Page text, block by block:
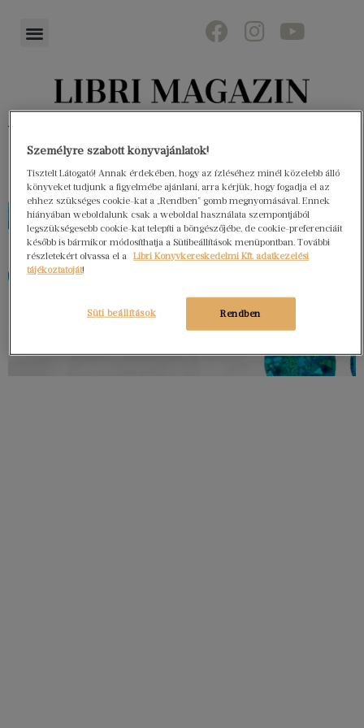
Személyre szabott könyvajánlatok!
Tisztelt Látogató! Annak érdekében, hogy az ízléséhez minél közelebb álló
könyveket tudjunk a figyelmébe ajánlani, arra kérjük, hogy fogadja el az
ehhez szükséges cookie-kat a „Rendben” gomb megnyomásával. Ennek
hiányában weboldalunk csak a weboldal használata szempontjából
legszükségesebb cookie-kat telepíti a böngészőjébe, de cookie-preferenciáit
később is bármikor módosíthatja a Sütibeállítások menüpontban. További
részletekért olvassa el a
Libri Könyvkereskedelmi Kft. adatkezelési
tájékoztatóját!
Rendben
Süti beállítások